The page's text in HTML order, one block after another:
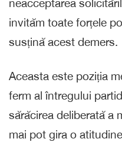
neacceptarea
invităm toate forțele
susțină acest demers.
Aceasta este poziția
ferm al întregului
sărăcirea deliberată a
mai pot gira o